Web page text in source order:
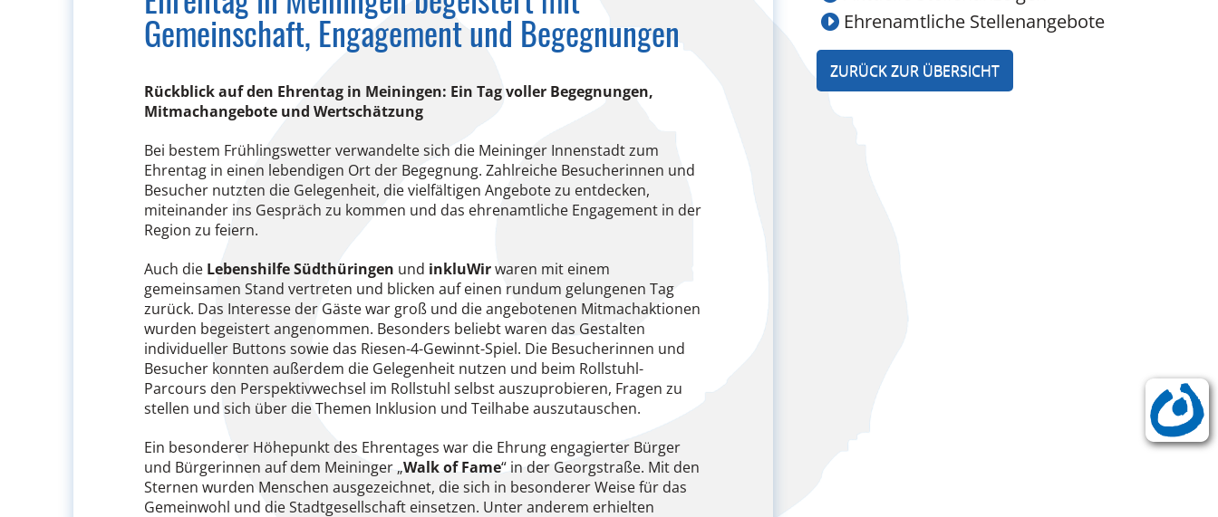
Gemeinschaft, Engagement und Begegnungen
Rückblick auf den Ehrentag in Meiningen: Ein Tag voller Begegnungen,
Mitmachangebote und Wertschätzung
Bei bestem Frühlingswetter verwandelte sich die Meininger Innenstadt zum
Ehrentag in einen lebendigen Ort der Begegnung. Zahlreiche Besucherinnen und
Besucher nutzten die Gelegenheit, die vielfältigen Angebote zu entdecken,
miteinander ins Gespräch zu kommen und das ehrenamtliche Engagement in der
Region zu feiern.
Auch die Lebenshilfe Südthüringen und inkluWirwaren mit einem
gemeinsamen Stand vertreten und blicken auf einen rundum gelungenen Tag
zurück. Das Interesse der Gäste war groß und die angebotenen Mitmachaktionen
wurden begeistert angenommen. Besonders beliebt waren das Gestalten
individueller Buttons sowie das Riesen-4-Gewinnt-Spiel. Die Besucherinnen und
Besucher konnten außerdem die Gelegenheit nutzen und beim Rollstuhl-
Parcours den Perspektivwechsel im Rollstuhl selbst auszuprobieren, Fragen zu
stellen und sich über die Themen Inklusion und Teilhabe auszutauschen.
Ein besonderer Höhepunkt des Ehrentages war die Ehrung engagierter Bürger
und Bürgerinnen auf dem Meininger „Walk of Fame“ in der Georgstraße. Mit den
Sternen wurden Menschen ausgezeichnet, die sich in besonderer Weise für das
Gemeinwohl und die Stadtgesellschaft einsetzen. Unter anderem erhielten
Ehrenamtliche Stellenangebote
ZURÜCK ZUR ÜBERSICHT